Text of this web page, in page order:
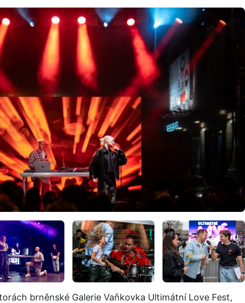
brněnské Galerie Vaňkovka Ultimátní Love Fest,